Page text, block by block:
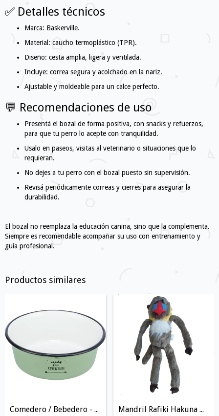
✅ Detalles técnicos
Marca: Baskerville.
Material: caucho termoplástico (TPR).
Diseño: cesta amplia, ligera y ventilada.
Incluye: correa segura y acolchado en la nariz.
Ajustable y moldeable para un calce perfecto.
💬 Recomendaciones de uso
Presentá el bozal de forma positiva, con snacks y refuerzos,
para que tu perro lo acepte con tranquilidad.
Usalo en paseos, visitas al veterinario o situaciones que lo
requieran.
No dejes a tu perro con el bozal puesto sin supervisión.
Revisá periódicamente correas y cierres para asegurar la
durabilidad.
El bozal no reemplaza la educación canina, sino que la complementa.
Siempre es recomendable acompañar su uso con entrenamiento y
guía profesional.
Productos similares
Comedero / Bebedero - Antideslizante Mandril Rafiki Hakuna Matata